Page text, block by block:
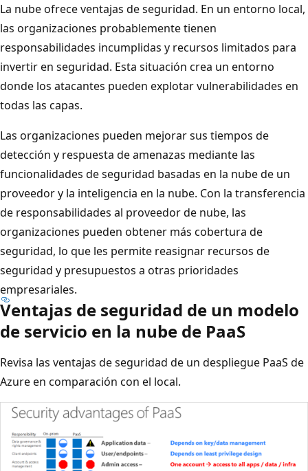
La nube ofrece ventajas de seguridad. En un entorno local,
las organizaciones probablemente tienen
responsabilidades incumplidas y recursos limitados para
invertir en seguridad. Esta situación crea un entorno
donde los atacantes pueden explotar vulnerabilidades en
todas las capas.
Las organizaciones pueden mejorar sus tiempos de
detección y respuesta de amenazas mediante las
funcionalidades de seguridad basadas en la nube de un
proveedor y la inteligencia en la nube. Con la transferencia
de responsabilidades al proveedor de nube, las
organizaciones pueden obtener más cobertura de
seguridad, lo que les permite reasignar recursos de
seguridad y presupuestos a otras prioridades
empresariales.
Ventajas de seguridad de un modelo
de servicio en la nube de PaaS
Revisa las ventajas de seguridad de un despliegue PaaS de
Azure en comparación con el local.